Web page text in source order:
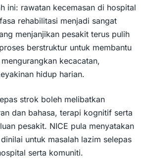
ini: rawatan kecemasan di hospital
rehabilitasi menjadi sangat
menjanjikan pesakit terus pulih
berstruktur untuk membantu
kecacatan,
hidup harian.
strok boleh melibatkan
dan bahasa, terapi kognitif serta
pesakit. NICE pula menyatakan
untuk masalah lazim selepas
serta komuniti.